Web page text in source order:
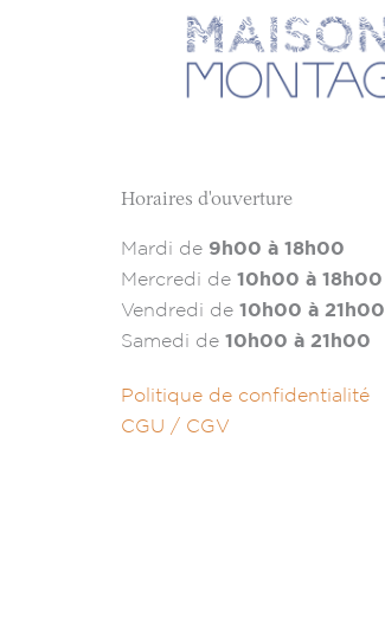
Horaires d'ouverture
Mardi de 9h00 à 18h00
Mercredi de 10h00 à 18h00
Vendredi de 10h00 à 21h00
Samedi de 10h00 à 21h00
Politique de confidentialité
CGU / CGV